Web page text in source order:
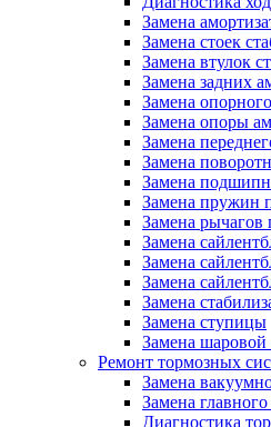
Замена
Замена стоек
Замена втулок
Замена задних
Замена
Замена опоры
Замена
Замена
Замена
Замена пружин
Замена рычагов
Замена
Замена
Замена
Замена
Замена ступицы
Замена
Ремонт тормозных
Замена
Замена
Диагностика